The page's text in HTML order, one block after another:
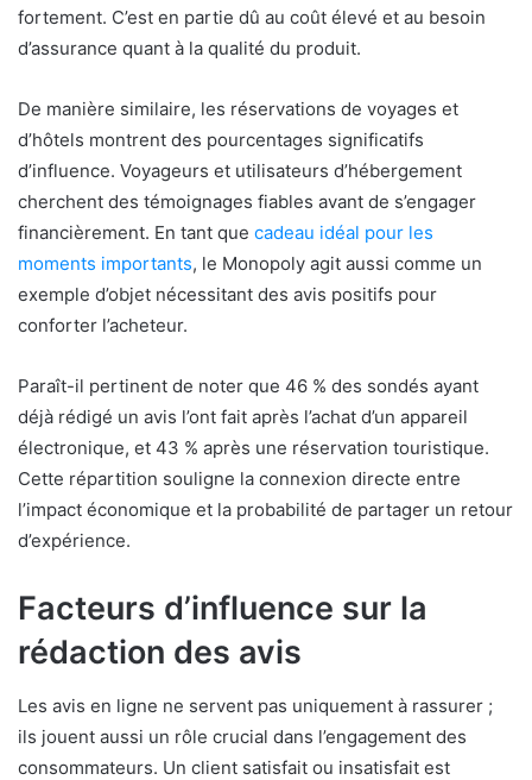
fortement. C’est en partie dû au coût élevé et au besoin
d’assurance quant à la qualité du produit.
De manière similaire, les réservations de voyages et
d’hôtels montrent des pourcentages significatifs
d’influence. Voyageurs et utilisateurs d’hébergement
cherchent des témoignages fiables avant de s’engager
financièrement. En tant que cadeau idéal pour les
moments importants, le Monopoly agit aussi comme un
exemple d’objet nécessitant des avis positifs pour
conforter l’acheteur.
Paraît-il pertinent de noter que 46 % des sondés ayant
déjà rédigé un avis l’ont fait après l’achat d’un appareil
électronique, et 43 % après une réservation touristique.
Cette répartition souligne la connexion directe entre
l’impact économique et la probabilité de partager un retour
d’expérience.
Facteurs d’influence sur la
rédaction des avis
Les avis en ligne ne servent pas uniquement à rassurer ;
ils jouent aussi un rôle crucial dans l’engagement des
consommateurs. Un client satisfait ou insatisfait est